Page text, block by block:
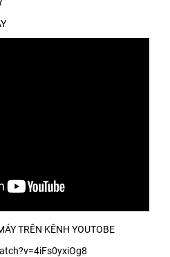
TRÊN KÊNH YOUTOBE